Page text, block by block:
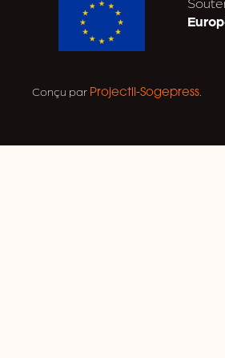
Conçu par Projectil-Sogepress